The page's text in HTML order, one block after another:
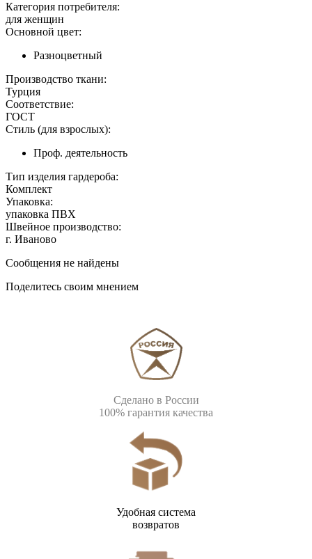
Категория потребителя:
для женщин
Основной цвет:
Разноцветный
Производство ткани:
Турция
Соответствие:
ГОСТ
Стиль (для взрослых):
Проф. деятельность
Тип изделия гардероба:
Комплект
Упаковка:
упаковка ПВХ
Швейное производство:
г. Иваново
Сообщения не найдены
Поделитесь своим мнением
Сделано в России
100% гарантия качества
Удобная система
возвратов